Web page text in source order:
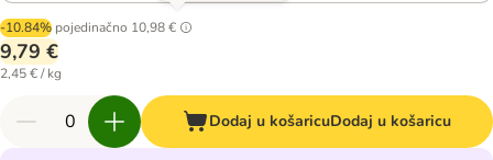
-10.84% pojedinačno 10,98 €
9,79 €
2,45 € / kg
Dodaj u košaricuDodaj u košaricu